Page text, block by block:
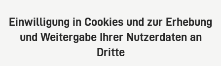
20354 Hamburg
Deutschland
Tel: +49 (0) 40 41352231
Einwilligung in Cookies und zur Erhebung
und Weitergabe Ihrer Nutzerdaten an
Dritte